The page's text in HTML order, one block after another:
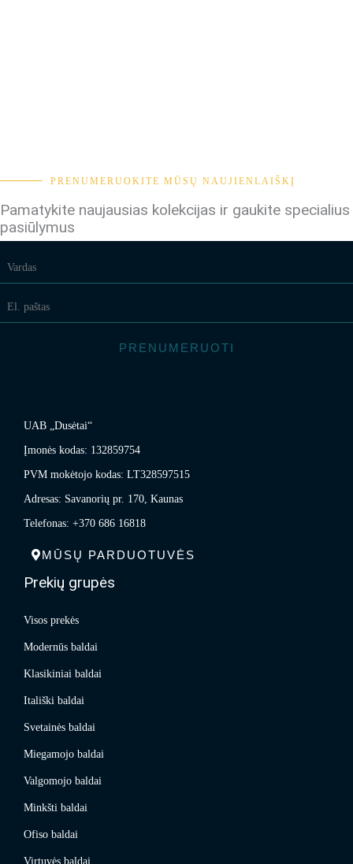
PRENUMERUOKITE MŪSŲ NAUJIENLAIŠKĮ
Pamatykite naujausias kolekcijas ir gaukite specialius
pasiūlymus
PRENUMERUOTI
UAB „Dusėtai“
Įmonės kodas: 132859754
PVM mokėtojo kodas: LT328597515
Adresas: Savanorių pr. 170, Kaunas
Telefonas: +370 686 16818
MŪSŲ PARDUOTUVĖS
Prekių grupės
Visos prekės
Modernūs baldai
Klasikiniai baldai
Itališki baldai
Svetainės baldai
Miegamojo baldai
Valgomojo baldai
Minkšti baldai
Ofiso baldai
Virtuvės baldai